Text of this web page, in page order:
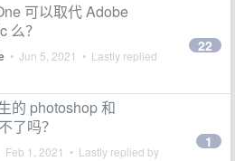
可以取代 Adobe
么？
• Jun 5, 2021 • Lastly replied
22
的 photoshop 和
了吗？
Feb 1, 2021 • Lastly replied by
1